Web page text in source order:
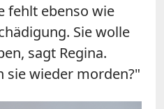
fehlt ebenso wie
Sie wolle
sagt Regina.
sie wieder morden?"